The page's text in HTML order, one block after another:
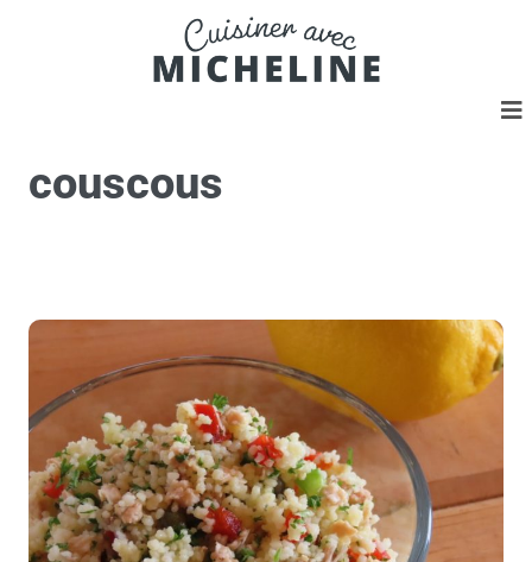
couscous